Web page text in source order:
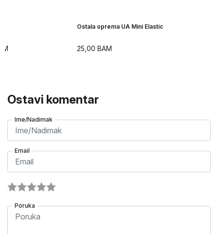
Ostala oprema UA Mini Elastic
25,00 BAM
Ostavi komentar
Ime/Nadimak
Email
Poruka